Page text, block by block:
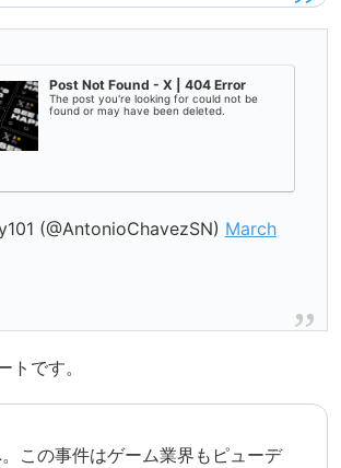
Post Not Found - X | 404 Error
The post you're looking for could not be
found or may have been deleted.
(@AntonioChavezSN) March
トです。
この事件はゲーム業界もピューデ